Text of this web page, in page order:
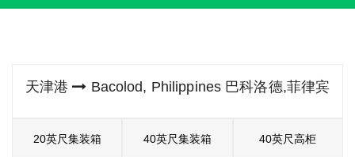
天津港 Bacolod, Philippines 巴科洛德,菲律宾
20英尺集装箱 40英尺集装箱 40英尺高柜